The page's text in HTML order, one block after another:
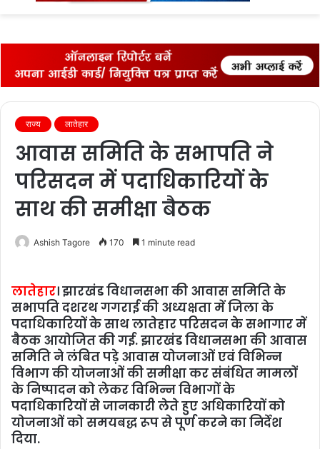
राज्‍य लातेहार
आवास समिति के सभापति ने
परिसदन में पदाधिकारियों के
साथ की समीक्षा बैठक
Ashish Tagore 170 1 minute read
लातेहार। झारखंड विधानसभा की आवास समिति के
सभापति दशरथ गगराई की अध्यक्षता में जिला के
पदाधिकारियों के साथ लातेहार परिसदन के सभागार में
बैठक आयोजित की गई. झारखंड विधानसभा की आवास
समिति ने लंबित पड़े आवास योजनाओं एवं विभिन्न
विभाग की योजनाओं की समीक्षा कर संबंधित मामलों
के निष्पादन को लेकर विभिन्न विभागों के
पदाधिकारियों से जानकारी लेते हुए अधिकारियों को
योजनाओं को समयबद्ध रूप से पूर्ण करने का निर्देश
दिया.